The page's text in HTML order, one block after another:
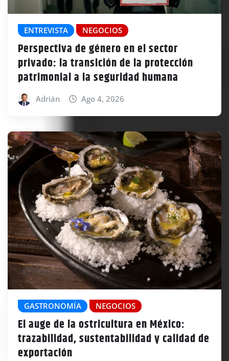
ENTREVISTA NEGOCIOS
Perspectiva de género en el sector
privado: la transición de la protección
patrimonial a la seguridad humana
Adrián Ago 4, 2026
GASTRONOMÍA NEGOCIOS
El auge de la ostricultura en México:
trazabilidad, sustentabilidad y calidad de
exportación